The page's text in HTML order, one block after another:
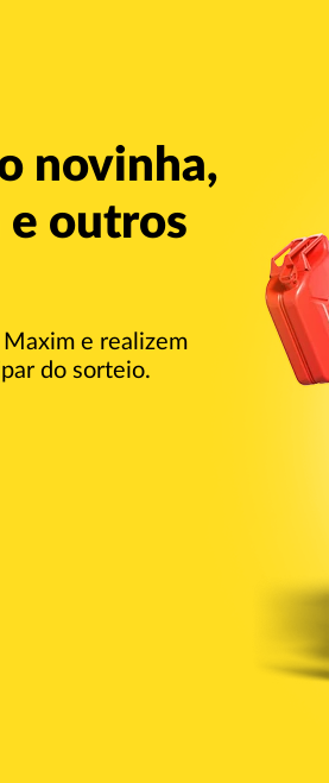
novinha,
e outros
e realizem
do sorteio.